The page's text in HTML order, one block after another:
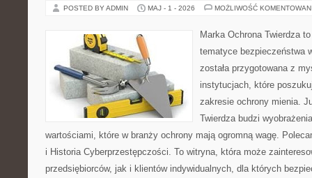
POSTED BY ADMIN MAJ - 1 - 2026 MOŻLIWOŚĆ
Marka Ochrona Twierdza
tematyce bezpieczeństwa
została przygotowana z
instytucjach, które
zakresie ochrony mienia.
Twierdza budzi
wartościami, które w branży ochrony mają ogromną wagę.
i Historia Cyberprzestępczości. To witryna, która może
przedsiębiorców, jak i klientów indywidualnych, dla których